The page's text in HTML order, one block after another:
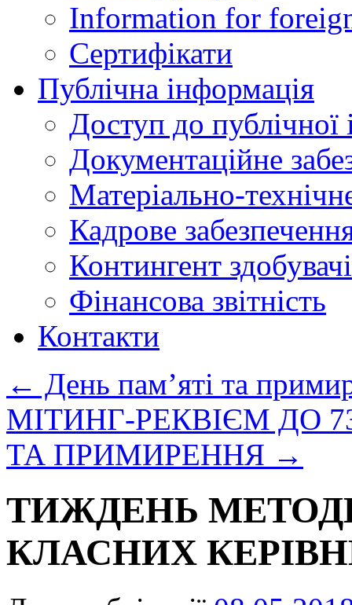
Information for
Сертифікати
Публічна інформація
Доступ до публічної
Документаційне
Матеріально-
Кадрове
Контингент
Фінансова звітність
Контакти
← День пам’яті та
МІТИНГ-РЕКВІЄМ ДО
ТА ПРИМИРЕННЯ →
ТИЖДЕНЬ
КЛАСНИХ